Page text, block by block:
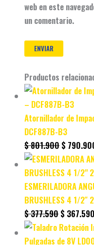
web en este
un comentario.
Productos
Atornillador de
DCF887B-B3
$801.900 $
ESMERILADORA
BRUSHLESS 4 1/2″
$377.590 $ 367.590